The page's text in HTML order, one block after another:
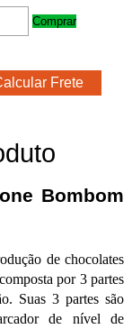
Comprar
Bombom
de chocolates
por 3 partes
Suas 3 partes são
de nível de